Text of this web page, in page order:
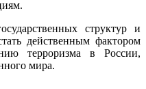
структур и
действенным фактором
терроризма в России,
мира.